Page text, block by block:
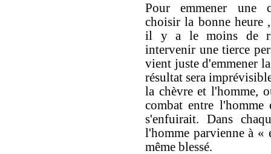
Pour emmener une
choisir la bonne heure
il y a le moins de
intervenir une tierce
vient juste d'emmener
résultat sera
la chèvre et l'homme,
combat entre
s'enfuirait. Dans
l'homme parvienne à «
même blessé.